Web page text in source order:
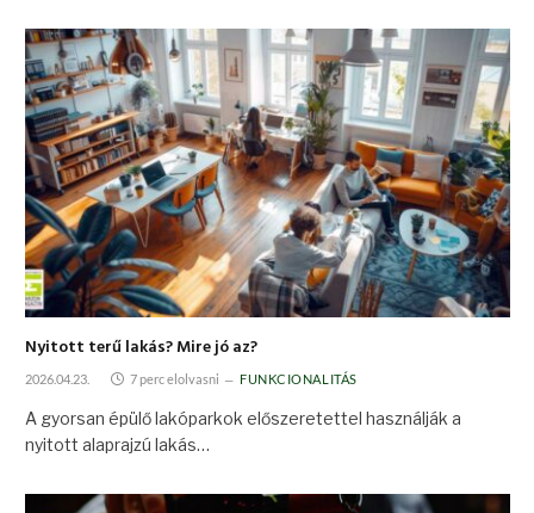
Nyitott terű lakás? Mire jó az?
2026.04.23. 7 perc elolvasni FUNKCIONALITÁS
A gyorsan épülő lakóparkok előszeretettel használják a
nyitott alaprajzú lakás…